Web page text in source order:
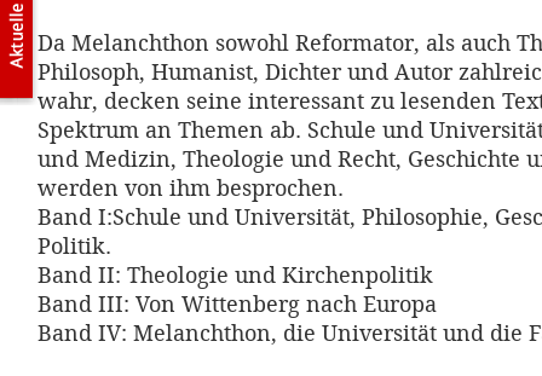
Da Melanchthon sowohl Reformator, als auch
Philosoph, Humanist, Dichter und Autor
wahr, decken seine interessant zu lesenden
Spektrum an Themen ab. Schule und
und Medizin, Theologie und Recht, Geschichte
werden von ihm besprochen.
Band I:Schule und Universität, Philosophie,
Politik.
Band II: Theologie und Kirchenpolitik
Band III: Von Wittenberg nach Europa
Band IV: Melanchthon, die Universität und die